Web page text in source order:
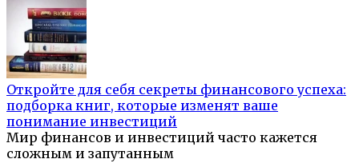
Откройте для себя секреты финансового успеха:
подборка книг, которые изменят ваше
понимание инвестиций
Мир финансов и инвестиций часто кажется
сложным и запутанным